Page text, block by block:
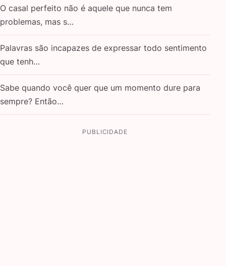
O casal perfeito não é aquele que nunca tem
problemas, mas s…
Palavras são incapazes de expressar todo sentimento
que tenh…
Sabe quando você quer que um momento dure para
sempre? Então…
PUBLICIDADE